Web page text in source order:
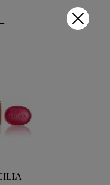
range:
through